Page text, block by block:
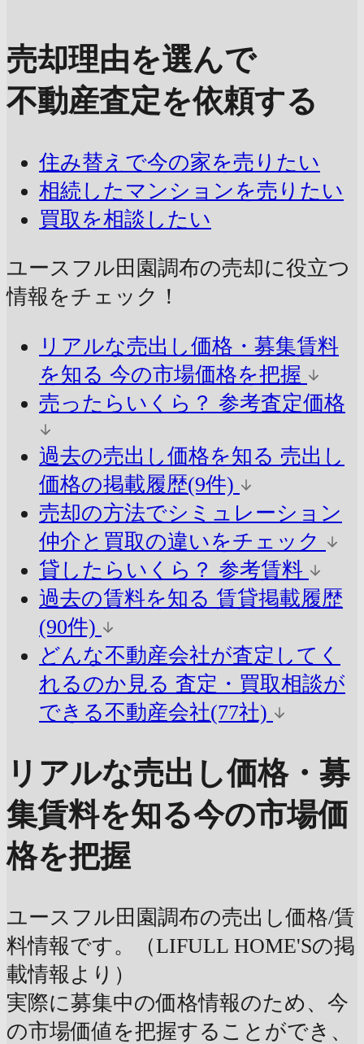
売却理由を選んで
不動産査定を依頼する
住み替えで今の家を売りたい
相続したマンションを売りたい
買取を相談したい
ユースフル田園調布の売却に役立つ
情報をチェック！
リアルな売出し価格・募集賃料
を知る 今の市場価格を把握
売ったらいくら？ 参考査定価格
過去の売出し価格を知る 売出し
価格の掲載履歴(9件)
売却の方法でシミュレーション
仲介と買取の違いをチェック
貸したらいくら？ 参考賃料
過去の賃料を知る 賃貸掲載履歴
(90件)
どんな不動産会社が査定してく
れるのか見る 査定・買取相談が
できる不動産会社(77社)
リアルな売出し価格・募
集賃料を知る今の市場価
格を把握
ユースフル田園調布の売出し価格/賃
料情報です。（LIFULL HOME'Sの掲
載情報より）
実際に募集中の価格情報のため、今
の市場価値を把握することができ、